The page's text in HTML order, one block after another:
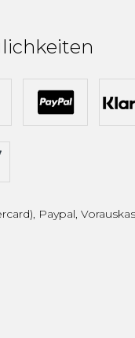
Paypal,